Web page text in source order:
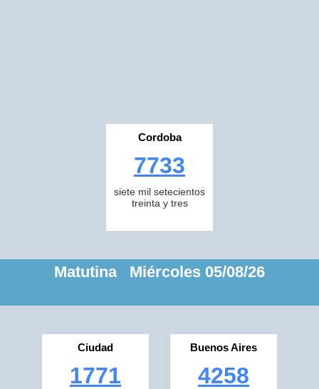
Cordoba
7733
siete mil setecientos
treinta y tres
Matutina Miércoles 05/08/26
Ciudad
1771
Buenos Aires
4258